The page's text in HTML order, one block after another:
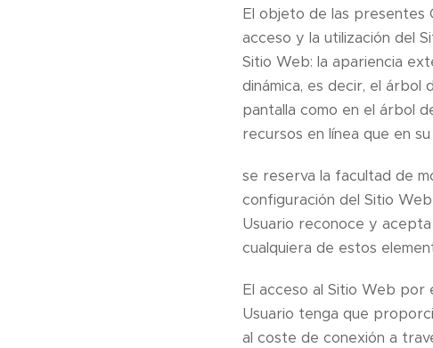
El objeto de las presentes
acceso y la utilización del
Sitio Web: la apariencia
dinámica, es decir, el
pantalla como en el árbol
recursos en línea que en
se reserva la facultad de
configuración del Sitio
Usuario reconoce y
cualquiera de estos
El acceso al Sitio Web por
Usuario tenga que
al coste de conexión a